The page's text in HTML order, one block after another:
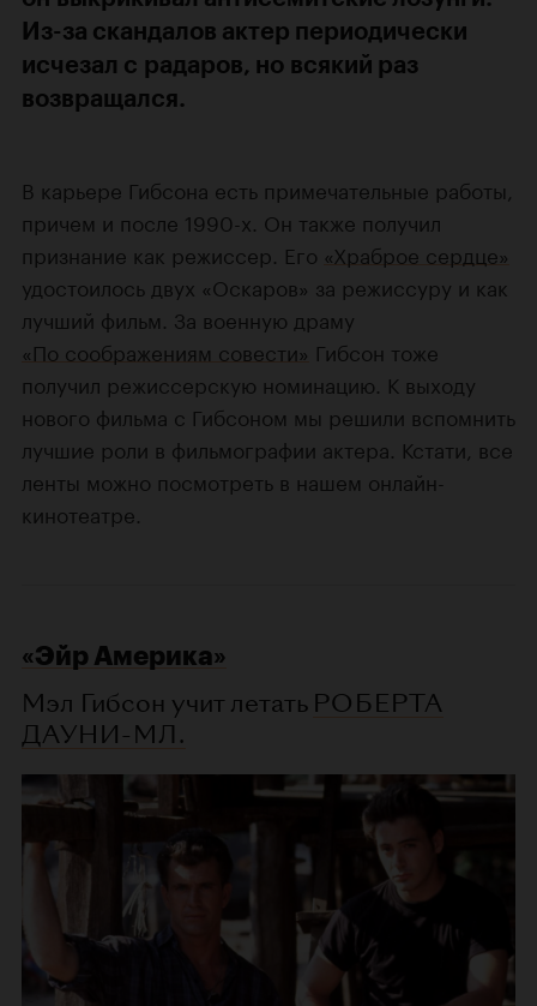
Из-за скандалов актер периодически
исчезал с радаров, но всякий раз
возвращался.
В карьере Гибсона есть примечательные работы,
причем и после 1990-х. Он также получил
признание как режиссер. Его «Храброе сердце»
удостоилось двух «Оскаров» за режиссуру и как
лучший фильм. За военную драму
«По соображениям совести» Гибсон тоже
получил режиссерскую номинацию. К выходу
нового фильма с Гибсоном мы решили вспомнить
лучшие роли в фильмографии актера. Кстати, все
ленты можно посмотреть в нашем онлайн-
кинотеатре.
«Эйр Америка»
Мэл Гибсон учит летать РОБЕРТА
ДАУНИ-МЛ.